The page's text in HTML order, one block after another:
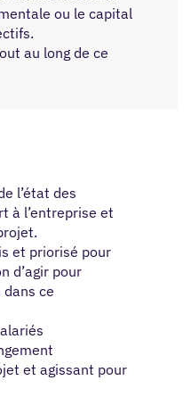
ou le capital
au long de ce
l’état des
à l’entreprise et
et priorisé pour
d’agir pour
dans ce
et agissant pour